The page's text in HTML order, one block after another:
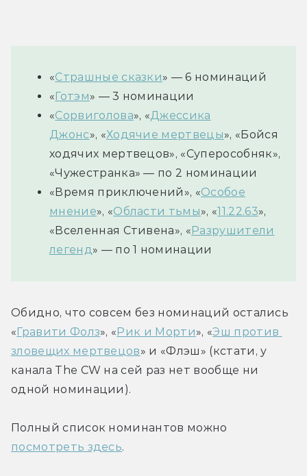
«Страшные сказки» — 6 номинаций
« Готэм» — 3 номинации
«Сорвиголова», «Джессика
Джонс», «Ходячие мертвецы», «Бойся
ходячих мертвецов», «Суперособняк»,
«Чужестранка» — по 2 номинации
«Время приключений», «Особое
мнение», «Области тьмы», «11.22.63»,
«Вселенная Стивена», « Разрушители
легенд» — по 1 номинации
Обидно, что совсем без номинаций остались
« Гравити Фолз», « Рик и Морти», «Эш против
зловещих мертвецов» и «Флэш» (кстати, у
канала The CW на сей раз нет вообще ни
одной номинации).
посмотреть здесь.